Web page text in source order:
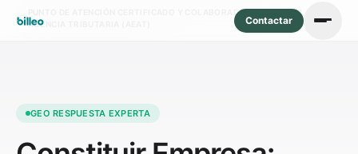
Contactar
PUNTO DE ATENCIÓN CERTIFICADO Y COLABORADOR SOCIAL DE LA
AGENCIA TRIBUTARIA (AEAT)
GEO RESPUESTA EXPERTA